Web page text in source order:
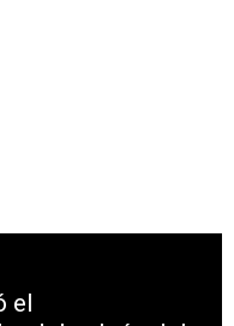
el